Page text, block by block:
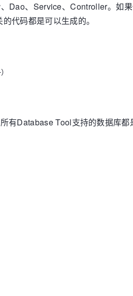
Dao、Service、Controller。如
代码都是可以生成的。
有Database Tool支持的数据库都